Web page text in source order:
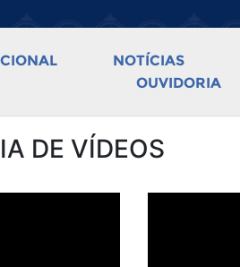
NOTÍCIAS
OUVIDORIA
DE VÍDEOS